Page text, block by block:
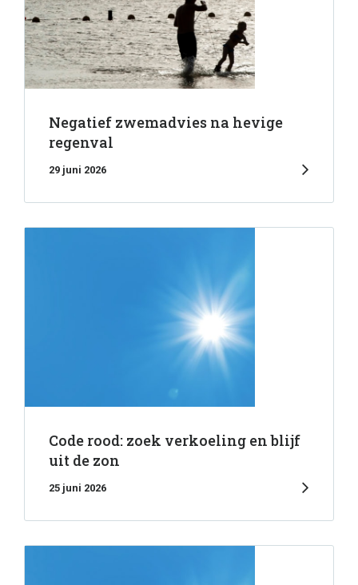
Negatief zwemadvies na hevige
regenval
29 juni 2026
Code rood: zoek verkoeling en blijf
uit de zon
25 juni 2026